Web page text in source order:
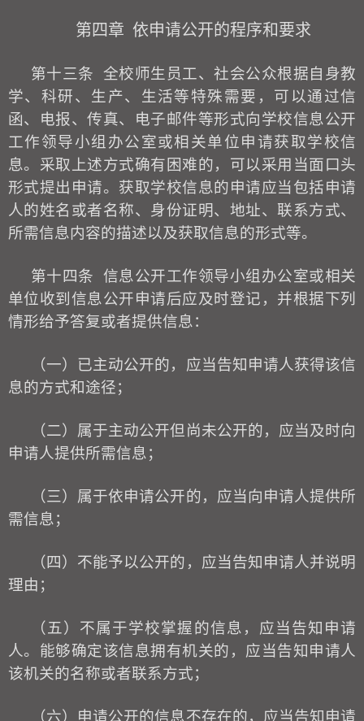
第四章 依申请公开的程序和要求
第十三条 全校师生员工、社会公众根据自身教
学、科研、生产、生活等特殊需要，可以通过信
函、电报、传真、电子邮件等形式向学校信息公开
工作领导小组办公室或相关单位申请获取学校信
息。采取上述方式确有困难的，可以采用当面口头
形式提出申请。获取学校信息的申请应当包括申请
人的姓名或者名称、身份证明、地址、联系方式、
所需信息内容的描述以及获取信息的形式等。
第十四条
信息公开工作领导小组办公室或相关
单位收到信息公开申请后应及时登记，并根据下列
情形给予答复或者提供信息：
（一）已主动公开的，应当告知申请人获得该信
息的方式和途径；
（二）属于主动公开但尚未公开的，应当及时向
申请人提供所需信息；
（三）属于依申请公开的，应当向申请人提供所
需信息；
（四）不能予以公开的，应当告知申请人并说明
理由；
（五）不属于学校掌握的信息，应当告知申请
人。能够确定该信息拥有机关的，应当告知申请人
该机关的名称或者联系方式；
（六）申请公开的信息不存在的，应当告知申请